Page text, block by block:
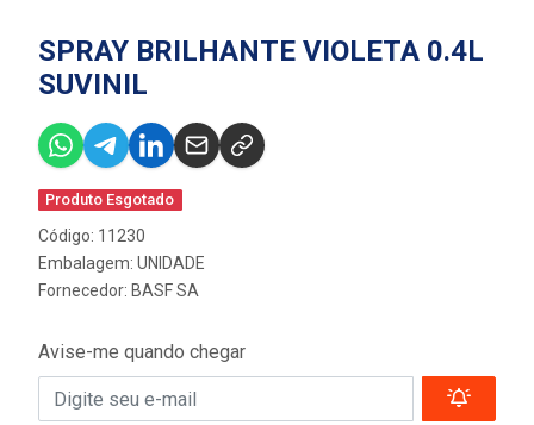
SPRAY BRILHANTE VIOLETA 0.4L
SUVINIL
Produto Esgotado
Código: 11230
Embalagem: UNIDADE
Fornecedor: BASF SA
Avise-me quando chegar